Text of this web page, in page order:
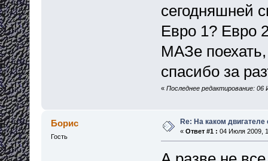
сегодняшней
Евро 1? Евро
МАЗе
спасибо за
« Последнее редактирование:
Борис
Гость
Re: На каком двигателе
« Ответ #1 : 04 Июля 2009,